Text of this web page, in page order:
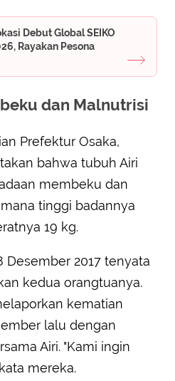
Debut Global SEIKO
Rayakan Pesona
dan Malnutrisi
Prefektur Osaka,
bahwa tubuh Airi
membeku dan
tinggi badannya
19 kg.
Desember 2017 tenyata
kedua orangtuanya.
kematian
lalu dengan
Airi. "Kami ingin
mereka.